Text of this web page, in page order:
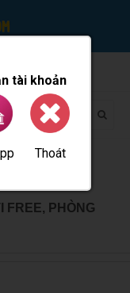
tài khoản
Thoát
FREE, PHÒNG